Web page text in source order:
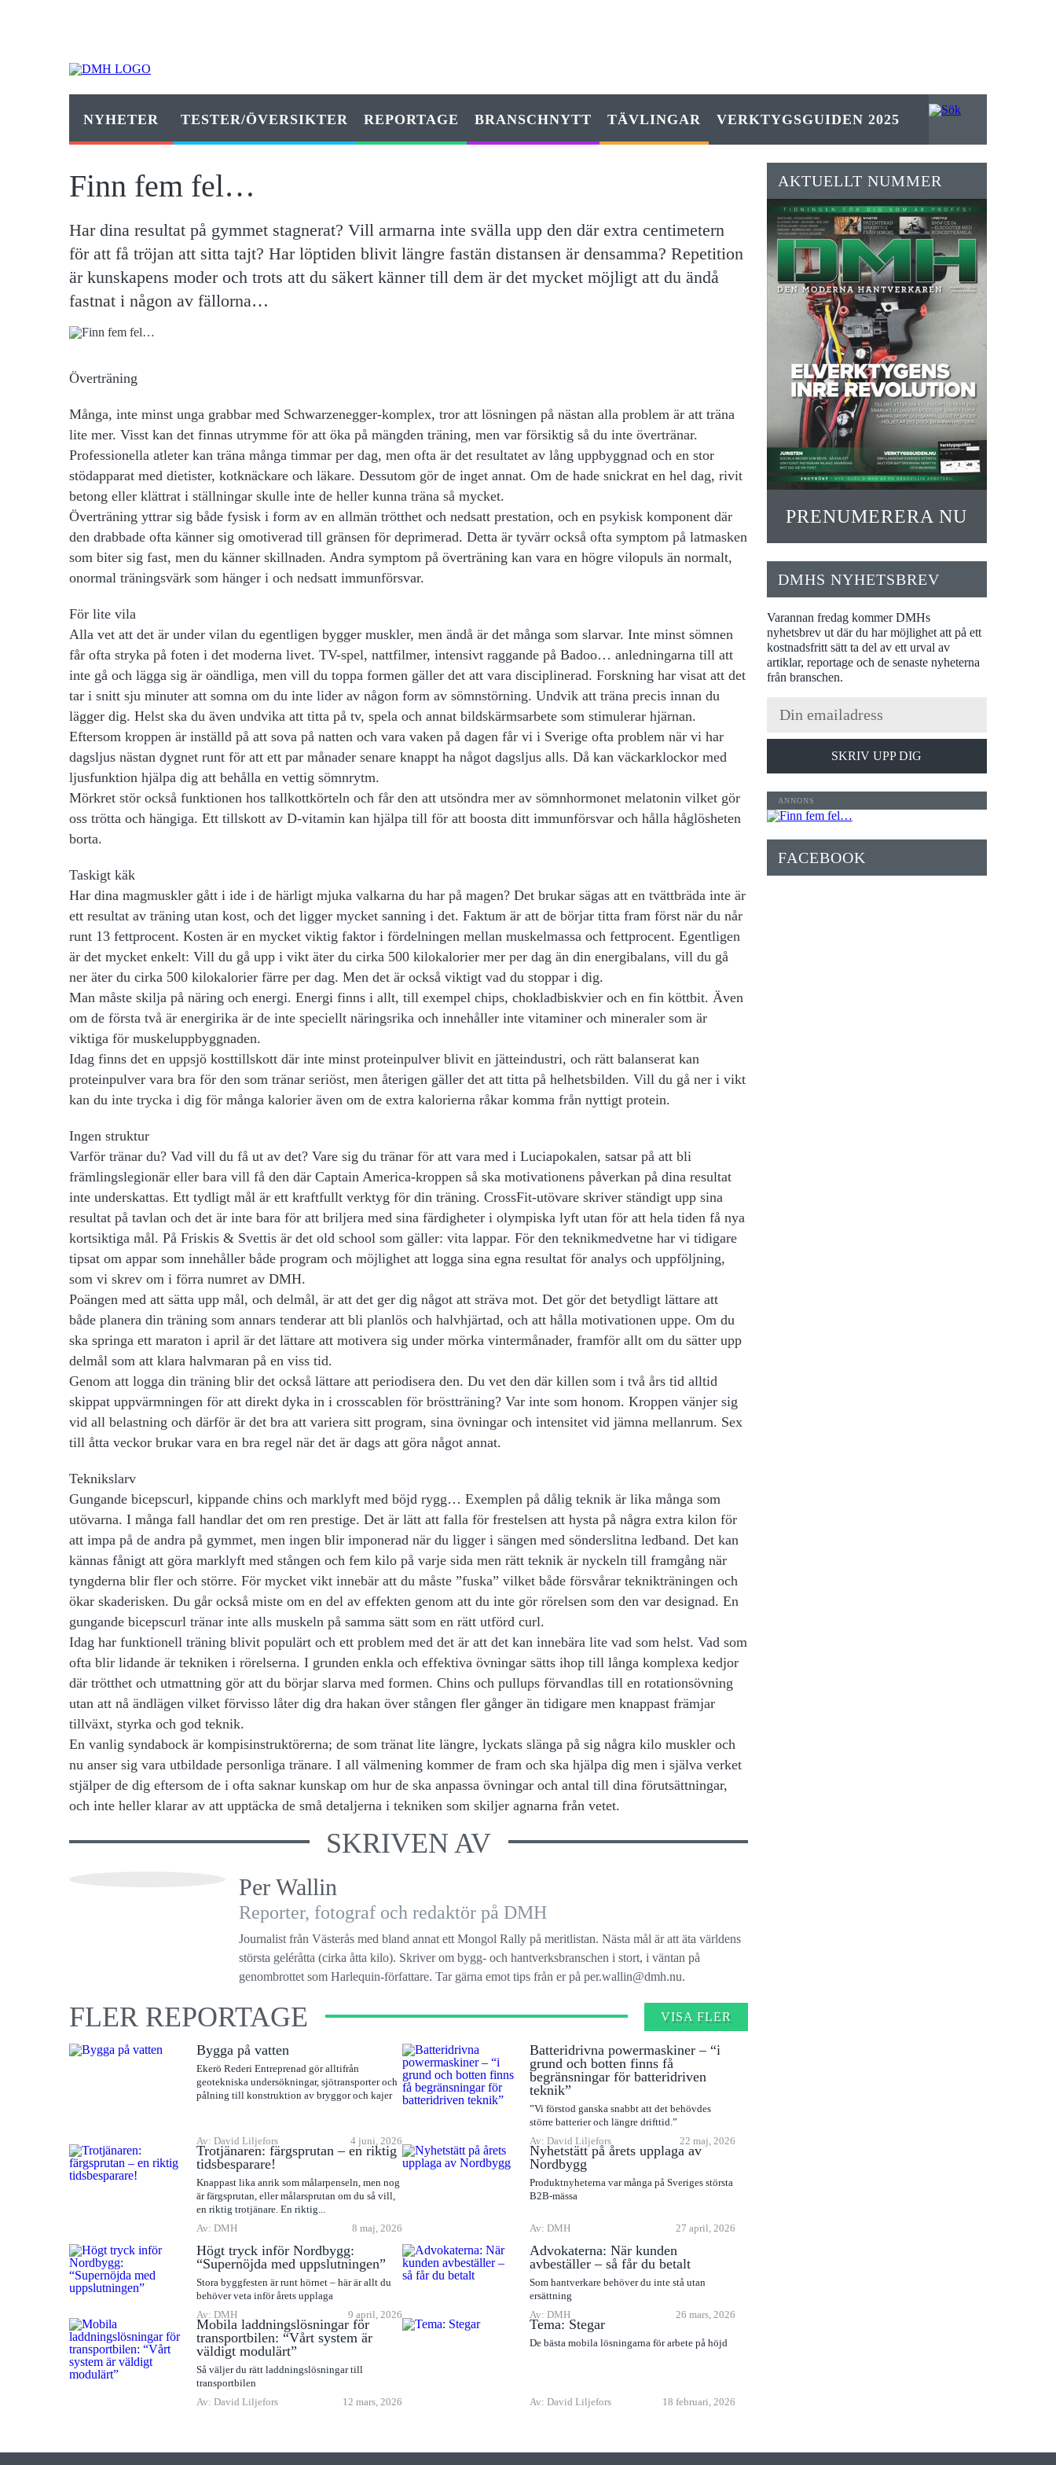
NYHETER TESTER/ÖVERSIKTER REPORTAGE BRANSCHNYTT TÄVLINGAR VERKTYGSGUIDEN 2025
Finn fem fel…
Har dina resultat på gymmet stagnerat? Vill armarna inte svälla upp den där extra centimetern
för att få tröjan att sitta tajt? Har löptiden blivit längre fastän distansen är densamma? Repetition
är kunskapens moder och trots att du säkert känner till dem är det mycket möjligt att du ändå
fastnat i någon av fällorna…
Överträning
Många, inte minst unga grabbar med Schwarzenegger-komplex, tror att lösningen på nästan alla problem är att träna
lite mer. Visst kan det finnas utrymme för att öka på mängden träning, men var försiktig så du inte övertränar.
Professionella atleter kan träna många timmar per dag, men ofta är det resultatet av lång uppbyggnad och en stor
stödapparat med dietister, kotknäckare och läkare. Dessutom gör de inget annat. Om de hade snickrat en hel dag, rivit
betong eller klättrat i ställningar skulle inte de heller kunna träna så mycket.
Överträning yttrar sig både fysisk i form av en allmän trötthet och nedsatt prestation, och en psykisk komponent där
den drabbade ofta känner sig omotiverad till gränsen för deprimerad. Detta är tyvärr också ofta symptom på latmasken
som biter sig fast, men du känner skillnaden. Andra symptom på överträning kan vara en högre vilopuls än normalt,
onormal träningsvärk som hänger i och nedsatt immunförsvar.
För lite vila
Alla vet att det är under vilan du egentligen bygger muskler, men ändå är det många som slarvar. Inte minst sömnen
får ofta stryka på foten i det moderna livet. TV-spel, nattfilmer, intensivt raggande på Badoo… anledningarna till att
inte gå och lägga sig är oändliga, men vill du toppa formen gäller det att vara disciplinerad. Forskning har visat att det
tar i snitt sju minuter att somna om du inte lider av någon form av sömnstörning. Undvik att träna precis innan du
lägger dig. Helst ska du även undvika att titta på tv, spela och annat bildskärmsarbete som stimulerar hjärnan.
Eftersom kroppen är inställd på att sova på natten och vara vaken på dagen får vi i Sverige ofta problem när vi har
dagsljus nästan dygnet runt för att ett par månader senare knappt ha något dagsljus alls. Då kan väckarklockor med
ljusfunktion hjälpa dig att behålla en vettig sömnrytm.
Mörkret stör också funktionen hos tallkottkörteln och får den att utsöndra mer av sömnhormonet melatonin vilket gör
oss trötta och hängiga. Ett tillskott av D-vitamin kan hjälpa till för att boosta ditt immunförsvar och hålla håglösheten
borta.
Taskigt käk
Har dina magmuskler gått i ide i de härligt mjuka valkarna du har på magen? Det brukar sägas att en tvättbräda inte är
ett resultat av träning utan kost, och det ligger mycket sanning i det. Faktum är att de börjar titta fram först när du når
runt 13 fettprocent. Kosten är en mycket viktig faktor i fördelningen mellan muskelmassa och fettprocent. Egentligen
är det mycket enkelt: Vill du gå upp i vikt äter du cirka 500 kilokalorier mer per dag än din energibalans, vill du gå
ner äter du cirka 500 kilokalorier färre per dag. Men det är också viktigt vad du stoppar i dig.
Man måste skilja på näring och energi. Energi finns i allt, till exempel chips, chokladbiskvier och en fin köttbit. Även
om de första två är energirika är de inte speciellt näringsrika och innehåller inte vitaminer och mineraler som är
viktiga för muskeluppbyggnaden.
Idag finns det en uppsjö kosttillskott där inte minst proteinpulver blivit en jätteindustri, och rätt balanserat kan
proteinpulver vara bra för den som tränar seriöst, men återigen gäller det att titta på helhetsbilden. Vill du gå ner i vikt
kan du inte trycka i dig för många kalorier även om de extra kalorierna råkar komma från nyttigt protein.
Ingen struktur
Varför tränar du? Vad vill du få ut av det? Vare sig du tränar för att vara med i Luciapokalen, satsar på att bli
främlingslegionär eller bara vill få den där Captain America-kroppen så ska motivationens påverkan på dina resultat
inte underskattas. Ett tydligt mål är ett kraftfullt verktyg för din träning. CrossFit-utövare skriver ständigt upp sina
resultat på tavlan och det är inte bara för att briljera med sina färdigheter i olympiska lyft utan för att hela tiden få nya
kortsiktiga mål. På Friskis & Svettis är det old school som gäller: vita lappar. För den teknikmedvetne har vi tidigare
tipsat om appar som innehåller både program och möjlighet att logga sina egna resultat för analys och uppföljning,
som vi skrev om i förra numret av DMH.
Poängen med att sätta upp mål, och delmål, är att det ger dig något att sträva mot. Det gör det betydligt lättare att
både planera din träning som annars tenderar att bli planlös och halvhjärtad, och att hålla motivationen uppe. Om du
ska springa ett maraton i april är det lättare att motivera sig under mörka vintermånader, framför allt om du sätter upp
delmål som att klara halvmaran på en viss tid.
Genom att logga din träning blir det också lättare att periodisera den. Du vet den där killen som i två års tid alltid
skippat uppvärmningen för att direkt dyka in i crosscablen för bröstträning? Var inte som honom. Kroppen vänjer sig
vid all belastning och därför är det bra att variera sitt program, sina övningar och intensitet vid jämna mellanrum. Sex
till åtta veckor brukar vara en bra regel när det är dags att göra något annat.
Teknikslarv
Gungande bicepscurl, kippande chins och marklyft med böjd rygg… Exemplen på dålig teknik är lika många som
utövarna. I många fall handlar det om ren prestige. Det är lätt att falla för frestelsen att hysta på några extra kilon för
att impa på de andra på gymmet, men ingen blir imponerad när du ligger i sängen med sönderslitna ledband. Det kan
kännas fånigt att göra marklyft med stången och fem kilo på varje sida men rätt teknik är nyckeln till framgång när
tyngderna blir fler och större. För mycket vikt innebär att du måste ”fuska” vilket både försvårar teknikträningen och
ökar skaderisken. Du går också miste om en del av effekten genom att du inte gör rörelsen som den var designad. En
gungande bicepscurl tränar inte alls muskeln på samma sätt som en rätt utförd curl.
Idag har funktionell träning blivit populärt och ett problem med det är att det kan innebära lite vad som helst. Vad som
ofta blir lidande är tekniken i rörelserna. I grunden enkla och effektiva övningar sätts ihop till långa komplexa kedjor
där trötthet och utmattning gör att du börjar slarva med formen. Chins och pullups förvandlas till en rotationsövning
utan att nå ändlägen vilket förvisso låter dig dra hakan över stången fler gånger än tidigare men knappast främjar
tillväxt, styrka och god teknik.
En vanlig syndabock är kompisinstruktörerna; de som tränat lite längre, lyckats slänga på sig några kilo muskler och
nu anser sig vara utbildade personliga tränare. I all välmening kommer de fram och ska hjälpa dig men i själva verket
stjälper de dig eftersom de i ofta saknar kunskap om hur de ska anpassa övningar och antal till dina förutsättningar,
och inte heller klarar av att upptäcka de små detaljerna i tekniken som skiljer agnarna från vetet.
SKRIVEN AV
Per Wallin
Reporter, fotograf och redaktör på DMH
Journalist från Västerås med bland annat ett Mongol Rally på meritlistan. Nästa mål är att äta världens
största geléråtta (cirka åtta kilo). Skriver om bygg- och hantverksbranschen i stort, i väntan på
genombrottet som Harlequin-författare. Tar gärna emot tips från er på per.wallin@dmh.nu.
FLER REPORTAGE VISA FLER
Bygga på vatten
Ekerö Rederi Entreprenad gör alltifrån
geotekniska undersökningar, sjötransporter och
pålning till konstruktion av bryggor och kajer
Av: David Liljefors 4 juni, 2026
Batteridrivna powermaskiner – “i
grund och botten finns få
begränsningar för batteridriven
teknik”
”Vi förstod ganska snabbt att det behövdes
större batterier och längre drifttid.”
Av: David Liljefors
22 maj, 2026
Trotjänaren: färgsprutan – en riktig
tidsbesparare!
Knappast lika anrik som målarpenseln, men nog
är färgsprutan, eller målarsprutan om du så vill,
en riktig trotjänare. En riktig...
Av: DMH
8 maj, 2026
Nyhetstätt på årets upplaga av
Nordbygg
Produktnyheterna var många på Sveriges största
B2B-mässa
Av: DMH 27 april, 2026
Högt tryck inför Nordbygg:
“Supernöjda med uppslutningen”
Stora byggfesten är runt hörnet – här är allt du
behöver veta inför årets upplaga
Av: DMH
9 april, 2026
Advokaterna: När kunden
avbeställer – så får du betalt
Som hantverkare behöver du inte stå utan
ersättning
Av: DMH
26 mars, 2026
Mobila laddningslösningar för
transportbilen: “Vårt system är
väldigt modulärt”
Så väljer du rätt laddningslösningar till
transportbilen
Av: David Liljefors
12 mars, 2026
Tema: Stegar
De bästa mobila lösningarna för arbete på höjd
Av: David Liljefors 18 februari, 2026
AKTUELLT NUMMER
PRENUMERERA NU
DMHS NYHETSBREV
Varannan fredag kommer DMHs
nyhetsbrev ut där du har möjlighet att på ett
kostnadsfritt sätt ta del av ett urval av
artiklar, reportage och de senaste nyheterna
från branschen.
SKRIV UPP DIG
FACEBOOK